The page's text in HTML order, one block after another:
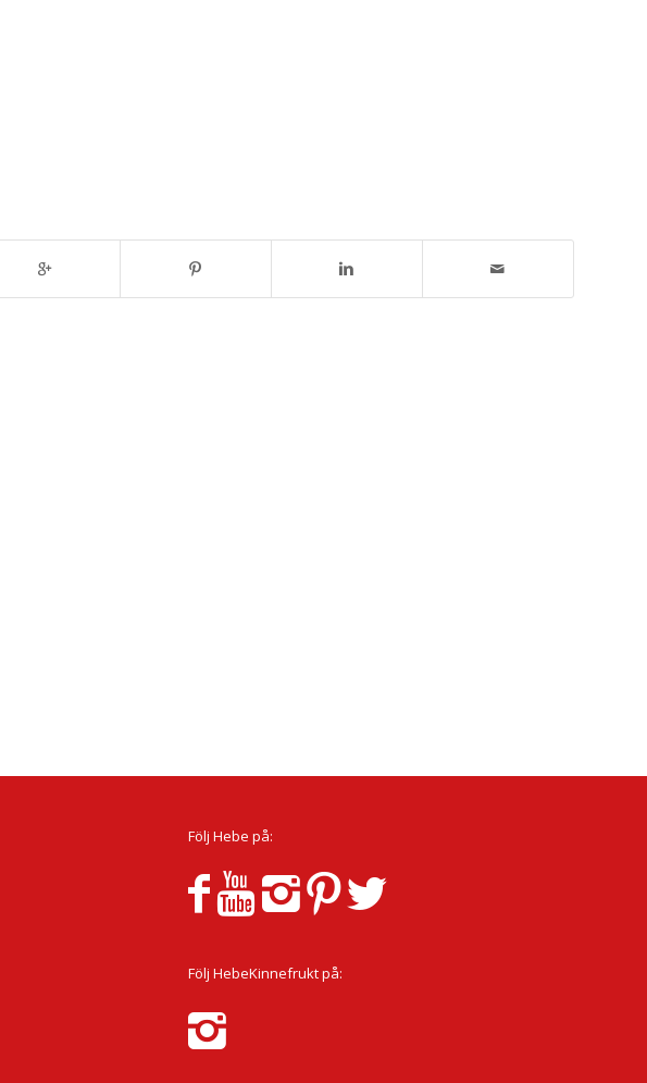
Följ Hebe på:
Följ HebeKinnefrukt på: